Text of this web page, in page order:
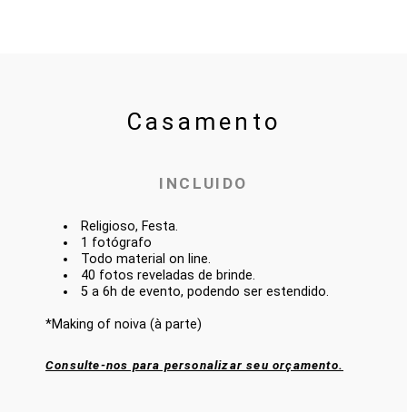
Casamento
INCLUIDO
Religioso, Festa.
1 fotógrafo
Todo material on line.
40 fotos reveladas de brinde.
5 a 6h de evento, podendo ser estendido.
*Making of noiva (à parte)
Consulte-nos para personalizar seu orçamento.